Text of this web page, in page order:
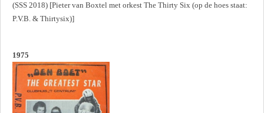
(SSS 2018) [Pieter van Boxtel met orkest The Thirty Six (op de hoes staat:
P.V.B. & Thirtysix)]
1975